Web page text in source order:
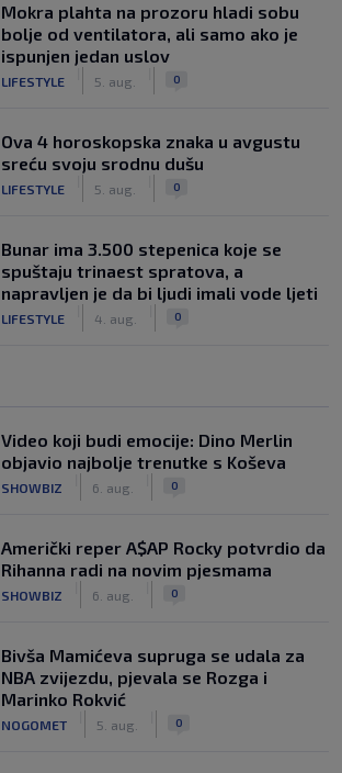
Mokra plahta na prozoru hladi sobu
bolje od ventilatora, ali samo ako je
ispunjen jedan uslov
LIFESTYLE 5. aug. 0
Ova 4 horoskopska znaka u avgustu
sreću svoju srodnu dušu
LIFESTYLE 5. aug. 0
Bunar imа 3.500 stepenica koje se
spuštaju trinaest spratova, a
napravljen je da bi ljudi imali vode ljeti
LIFESTYLE 4. aug. 0
Video koji budi emocije: Dino Merlin
objavio najbolje trenutke s Koševa
SHOWBIZ 6. aug. 0
Američki reper A$AP Rocky potvrdio da
Rihanna radi na novim pjesmama
SHOWBIZ 6. aug. 0
Bivša Mamićeva supruga se udala za
NBA zvijezdu, pjevala se Rozga i
Marinko Rokvić
NOGOMET 5. aug. 0